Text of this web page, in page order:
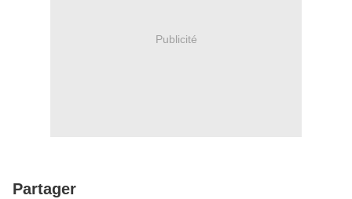
Publicité
Partager